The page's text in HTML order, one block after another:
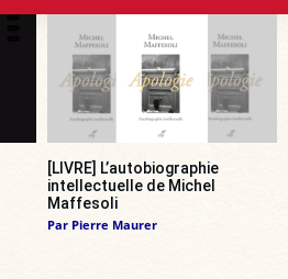
[LIVRE] L’autobiographie
intellectuelle de Michel
Maffesoli
Par Pierre Maurer